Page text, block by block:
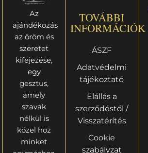
Az
ajándékozás
az öröm és
szeretet
kifejezése,
egy
gesztus,
amely
szavak
nélkül is
közel hoz
minket
TOVÁBBI
INFORMÁCIÓK
ÁSZF
Adatvédelmi
tájékoztató
Elállás a
szerződéstől /
Visszatérítés
Cookie
szabályzat